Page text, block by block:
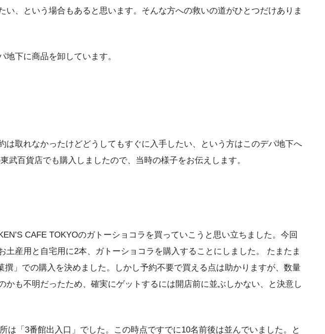
、という場合もあると思います。そんな方への救いの道がひとつだけありま
地下に商品を卸しています。
取れなかったけどどうしてもすぐに入手したい、という方はこのデパ地下へ
百貨店でも購入しましたので、当時の様子をお伝えします。
CAFE TOKYOのガトーショコラを買っていこうと思い立ちました。今回
産用と自宅用に2本、ガトーショコラを購入することにしました。 たまたま
」での購入を決めました。しかし予約不要で買える点は助かりますが、数量
も不明だったため、確実にゲットするには開店前に並ぶしかない、と決意し
「3番館出入口」でした。この時点ですでに10名前後は並んでいました。と